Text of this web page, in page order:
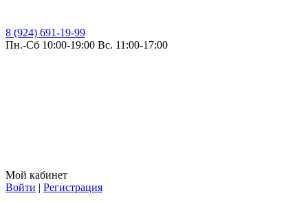
8 (924) 691-19-99
Пн.-Сб 10:00-19:00 Вс. 11:00-17:00
Мой кабинет
Войти | Регистрация